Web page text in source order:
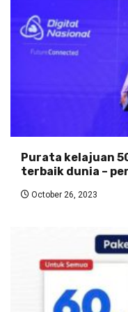
Purata kelajuan
terbaik dunia –
October 26, 2023